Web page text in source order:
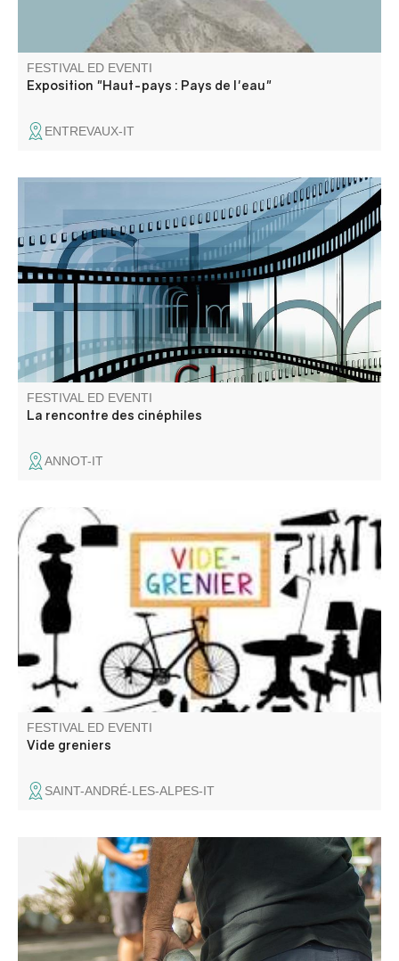
FESTIVAL ED EVENTI
Exposition "Haut-pays : Pays de l'eau"
ENTREVAUX-IT
Amateur de films, de cinéma, de documentaires, amis
cinéphiles, venez en discuter !
FESTIVAL ED EVENTI
La rencontre des cinéphiles
ANNOT-IT
Venez chiner dans les rues et places du village. Jouets,
objets de décoration, livres, vêtements
FESTIVAL ED EVENTI
Vide greniers
SAINT-ANDRÉ-LES-ALPES-IT
Concorso organizzato dal Comitato delle feste.